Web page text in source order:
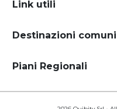
Link utili
Destinazioni comuni
Piani Regionali